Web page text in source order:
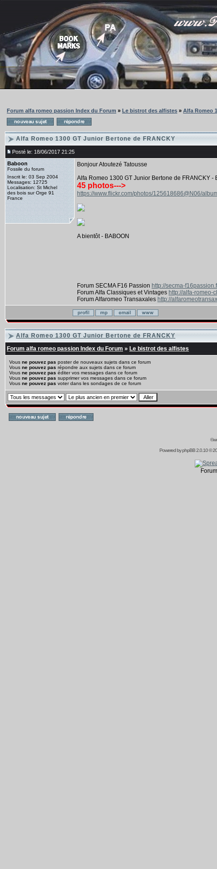
Forum alfa romeo passion Index du Forum » Le bistrot des alfistes » Alfa Romeo
Alfa Romeo 1300 GT Junior Bertone de FRANCKY
Posté le: 18/06/2017 21:25
Baboon
Fossile du forum
Inscrit le: 03 Sep 2004
Messages: 12725
Localisation: St Michel
des bois sur Orge 91
France
Bonjour Atoutezé Tatousse
Alfa Romeo 1300 GT Junior Bertone de FRANCKY -
45 photos--->
https://www.flickr.com/photos/125618686@N06/
A bientôt - BABOON
Forum SECMA F16 Passion http://secma-
Forum Alfa Classiques et Vintages http://alfa-romeo-
Forum Alfaromeo Transaxales http://
Alfa Romeo 1300 GT Junior Bertone de FRANCKY
Forum alfa romeo passion Index du Forum»Le bistrot des alfistes
Vous ne pouvez pas poster de nouveaux sujets dans ce forum
Vous ne pouvez pas répondre aux sujets dans ce forum
Vous ne pouvez pas éditer vos messages dans ce forum
Vous ne pouvez pas supprimer vos messages dans ce forum
Vous ne pouvez pas voter dans les sondages de ce forum
Powered byphpBB2.0.10 ©